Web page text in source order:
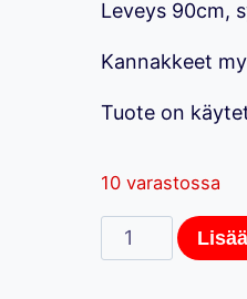
Leveys 90cm,
Kannakkeet
Tuote on
10 varastossa
Hestra-